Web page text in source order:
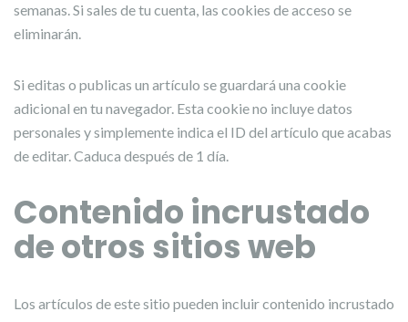
semanas. Si sales de tu cuenta, las cookies de acceso se
eliminarán.
Si editas o publicas un artículo se guardará una cookie
adicional en tu navegador. Esta cookie no incluye datos
personales y simplemente indica el ID del artículo que acabas
de editar. Caduca después de 1 día.
Contenido incrustado
de otros sitios web
Los artículos de este sitio pueden incluir contenido incrustado